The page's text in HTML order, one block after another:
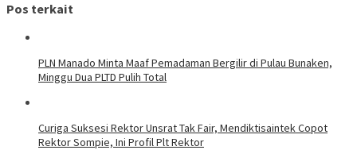
Pos terkait
PLN Manado Minta Maaf Pemadaman Bergilir di Pulau Bunaken,
Minggu Dua PLTD Pulih Total
Curiga Suksesi Rektor Unsrat Tak Fair, Mendiktisaintek Copot
Rektor Sompie, Ini Profil Plt Rektor